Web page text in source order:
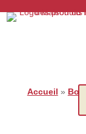
Accueil »